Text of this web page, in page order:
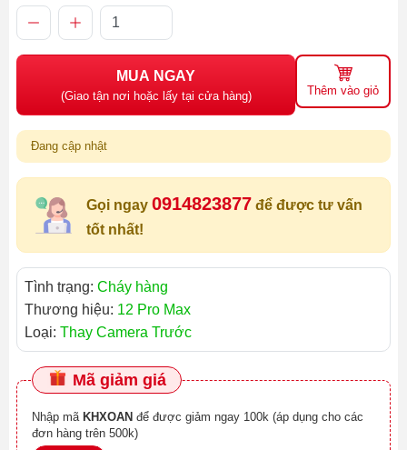
MUA NGAY
(Giao tận nơi hoặc lấy tại cửa hàng) Thêm vào giỏ
Đang cập nhật
Gọi ngay 0914823877 để được tư vấn
tốt nhất!
Tình trạng: Cháy hàng
Thương hiệu: 12 Pro Max
Loại: Thay Camera Trước
Mã giảm giá
Nhập mã KHXOAN
đơn hàng trên 500k)